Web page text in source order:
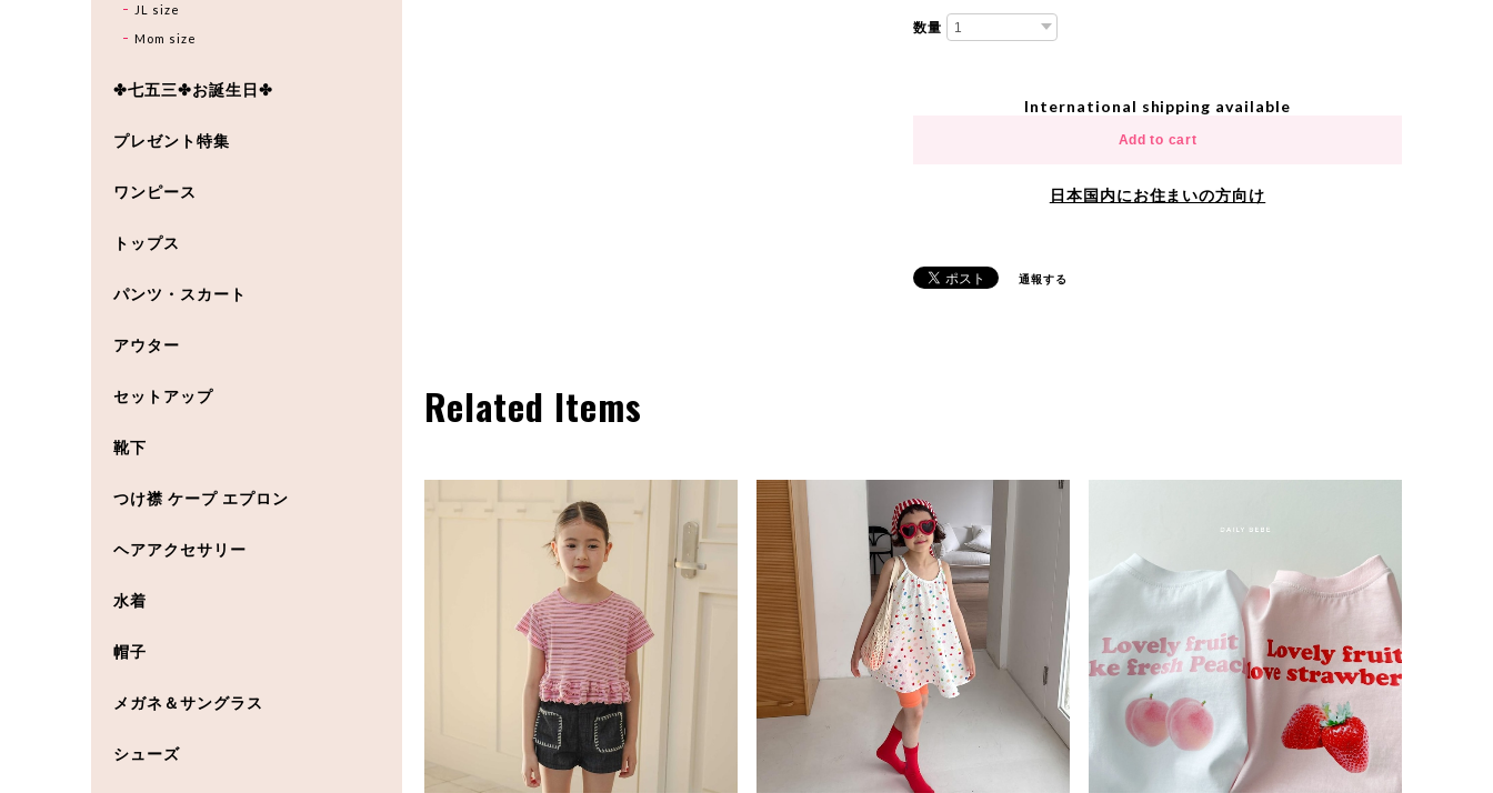
数量
International shipping available
Add to cart
日本国内にお住まいの方向け
通報する
Related Items
JL size
Mom size
✤七五三✤お誕生日✤
プレゼント特集
ワンピース
トップス
パンツ・スカート
アウター
セットアップ
靴下
つけ襟 ケープ エプロン
ヘアアクセサリー
水着
帽子
メガネ＆サングラス
シューズ